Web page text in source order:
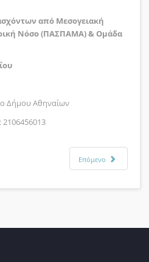
από Μεσογειακή
Νόσο (ΠΑΣΠΑΜΑ) & Ομάδα
Δήμου Αθηναίων
: 2106456013
Επόμενο